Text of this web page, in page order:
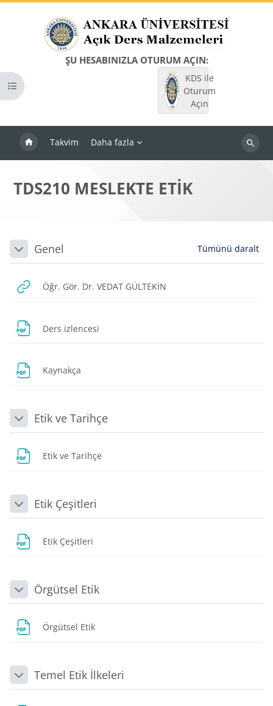
ŞU HESABINIZLA OTURUM AÇIN:
KDS ile
Oturum
Açın
Takvim Daha fazla
Dersleri
Kurs dizinini aç
TDS210 MESLEKTE ETİK
Bloklar
Bölüm anahatları
DaraltGenel Tümünü daralt
Öğr. Gör. Dr. VEDAT GÜLTEKİN
Ders izlencesi
Kaynakça
DaraltEtik ve Tarihçe
Etik ve Tarihçe
DaraltEtik Çeşitleri
Etik Çeşitleri
DaraltÖrgütsel Etik
Örgütsel Etik
DaraltTemel Etik İlkeleri